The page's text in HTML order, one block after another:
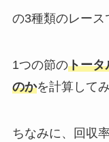
の3種類のレース
1つの節のトータ
のかを計算してみ
ちなみに、回収